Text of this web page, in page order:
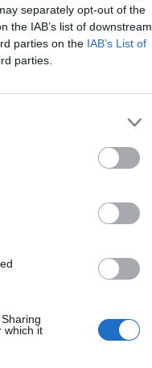
separately opt-out of the
the IAB’s list of downstream
parties on the IAB’s List of
parties.
which it